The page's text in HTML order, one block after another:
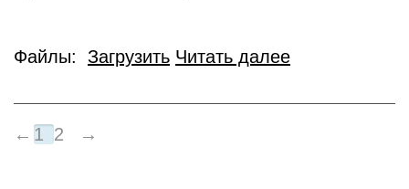
Файлы: Загрузить Читать далее
← 1 2 →